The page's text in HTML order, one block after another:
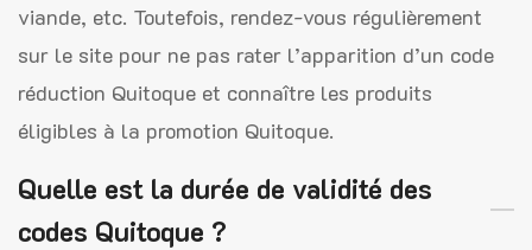
viande, etc. Toutefois, rendez-vous régulièrement
sur le site pour ne pas rater l’apparition d’un code
réduction Quitoque et connaître les produits
éligibles à la promotion Quitoque.
Quelle est la durée de validité des
codes Quitoque ?